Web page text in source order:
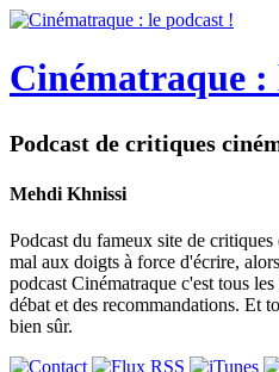
Cinématraque :
Podcast de critiques
Mehdi Khnissi
Podcast du fameux site de
mal aux doigts à force d'écrire,
podcast Cinématraque c'est tous
débat et des recommandations. Et
bien sûr.